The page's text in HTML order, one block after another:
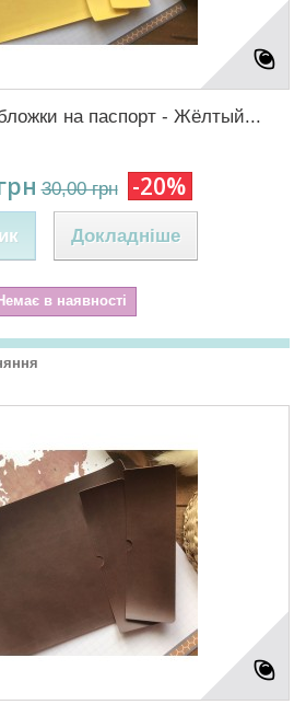
на паспорт - Жёлтый...
30,00 грн -20%
Докладніше
Немає в наявності